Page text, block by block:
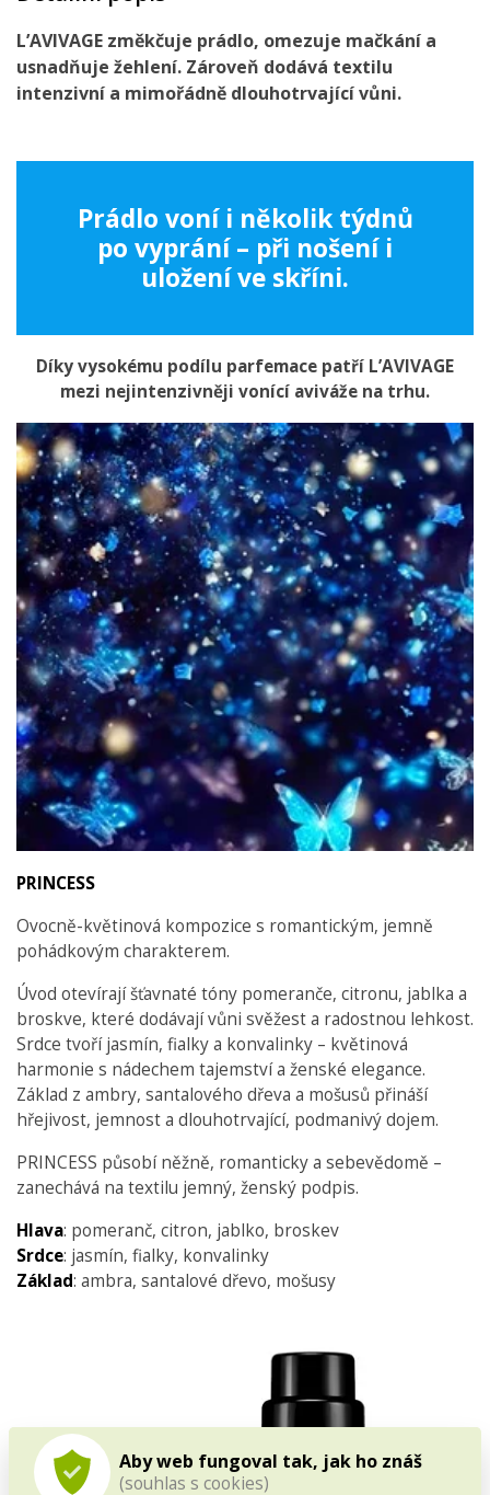
Aby web fungoval tak, jak ho znáš
(souhlas s cookies)
L’AVIVAGE změkčuje prádlo, omezuje mačkání a
usnadňuje žehlení. Zároveň dodává textilu
intenzivní a mimořádně dlouhotrvající vůni.
Prádlo voní i několik týdnů
po vyprání – při nošení i
uložení ve skříni.
Díky vysokému podílu parfemace patří L’AVIVAGE
mezi nejintenzivněji vonící aviváže na trhu.
PRINCESS
Ovocně-květinová kompozice s romantickým, jemně
pohádkovým charakterem.
Úvod otevírají šťavnaté tóny pomeranče, citronu, jablka a
broskve, které dodávají vůni svěžest a radostnou lehkost.
Srdce tvoří jasmín, fialky a konvalinky – květinová
harmonie s nádechem tajemství a ženské elegance.
Základ z ambry, santalového dřeva a mošusů přináší
hřejivost, jemnost a dlouhotrvající, podmanivý dojem.
PRINCESS působí něžně, romanticky a sebevědomě –
zanechává na textilu jemný, ženský podpis.
Hlava: pomeranč, citron, jablko, broskev
Srdce: jasmín, fialky, konvalinky
Základ: ambra, santalové dřevo, mošusy